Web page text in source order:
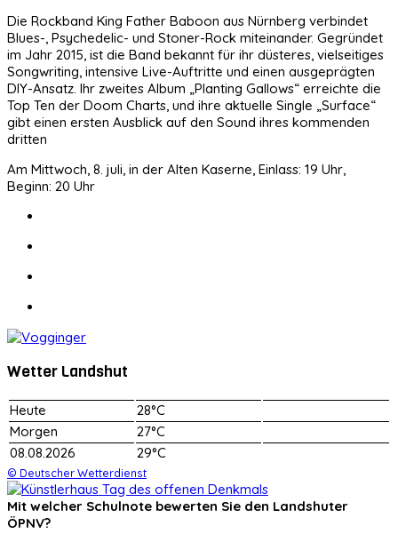
Die Rockband King Father Baboon aus Nürnberg verbindet
Blues-, Psychedelic- und Stoner-Rock miteinander. Gegründet
im Jahr 2015, ist die Band bekannt für ihr düsteres, vielseitiges
Songwriting, intensive Live-Auftritte und einen ausgeprägten
DIY-Ansatz. Ihr zweites Album „Planting Gallows“ erreichte die
Top Ten der Doom Charts, und ihre aktuelle Single „Surface“
gibt einen ersten Ausblick auf den Sound ihres kommenden
dritten
Am Mittwoch, 8. juli, in der Alten Kaserne, Einlass: 19 Uhr,
Beginn: 20 Uhr
Wetter Landshut
Heute
28°C
Morgen
27°C
08.08.2026
29°C
© Deutscher Wetterdienst
Mit welcher Schulnote bewerten Sie den Landshuter
ÖPNV?